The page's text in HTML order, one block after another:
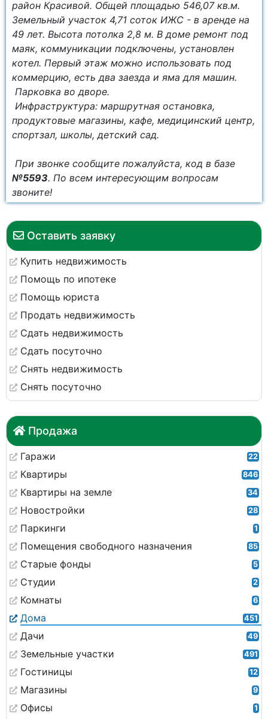
Оставить заявку
Купить недвижимость
Помощь по ипотеке
Помощь юриста
Продать недвижимость
Сдать недвижимость
Сдать посуточно
Снять недвижимость
Снять посуточно
Продажа
Гаражи 22
Квартиры 846
Квартиры на земле 34
Новостройки 28
Паркинги 1
Помещения свободного назначения 85
Старые фонды 5
Студии 2
Комнаты 6
Дома 451
Дачи 49
Земельные участки 491
Гостиницы 12
Магазины 9
Офисы 1
район Красивой. Общей площадью 546,07 кв.м.
Земельный участок 4,71 соток ИЖС - в аренде на
49 лет. Высота потолка 2,8 м. В доме ремонт под
маяк, коммуникации подключены, установлен
котел. Первый этаж можно использовать под
коммерцию, есть два заезда и яма для машин.
Парковка во дворе.
Инфраструктура: маршрутная остановка,
продуктовые магазины, кафе, медицинский центр,
спортзал, школы, детский сад.
При звонке сообщите пожалуйста, код в базе
№5593. По всем интересующим вопросам
звоните!